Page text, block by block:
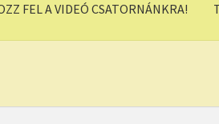
FEL A VIDEÓ CSATORNÁNKRA!